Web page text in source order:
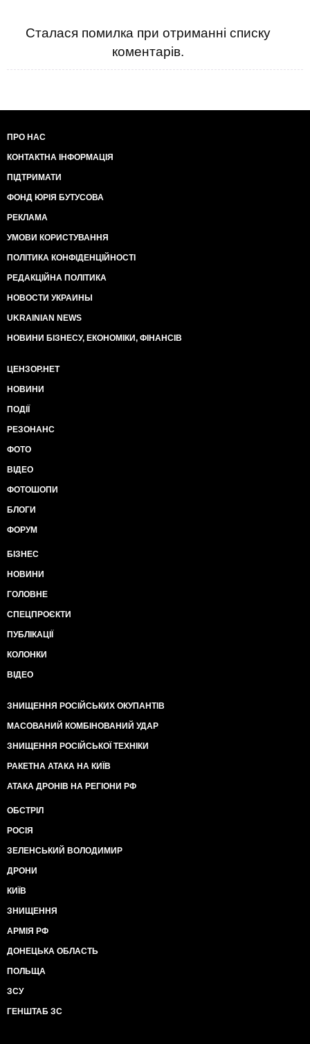
Сталася помилка при отриманні списку
коментарів.
ПРО НАС
КОНТАКТНА ІНФОРМАЦІЯ
ПІДТРИМАТИ
ФОНД ЮРІЯ БУТУСОВА
РЕКЛАМА
УМОВИ КОРИСТУВАННЯ
ПОЛІТИКА КОНФІДЕНЦІЙНОСТІ
РЕДАКЦІЙНА ПОЛІТИКА
НОВОСТИ УКРАИНЫ
UKRAINIAN NEWS
НОВИНИ БІЗНЕСУ, ЕКОНОМІКИ, ФІНАНСІВ
ЦЕНЗОР.НЕТ
НОВИНИ
ПОДІЇ
РЕЗОНАНС
ФОТО
ВІДЕО
ФОТОШОПИ
БЛОГИ
ФОРУМ
БІЗНЕС
НОВИНИ
ГОЛОВНЕ
СПЕЦПРОЄКТИ
ПУБЛІКАЦІЇ
КОЛОНКИ
ВІДЕО
ЗНИЩЕННЯ РОСІЙСЬКИХ ОКУПАНТІВ
МАСОВАНИЙ КОМБІНОВАНИЙ УДАР
ЗНИЩЕННЯ РОСІЙСЬКОЇ ТЕХНІКИ
РАКЕТНА АТАКА НА КИЇВ
АТАКА ДРОНІВ НА РЕГІОНИ РФ
ОБСТРІЛ
РОСІЯ
ЗЕЛЕНСЬКИЙ ВОЛОДИМИР
ДРОНИ
КИЇВ
ЗНИЩЕННЯ
АРМІЯ РФ
ДОНЕЦЬКА ОБЛАСТЬ
ПОЛЬЩА
ЗСУ
ГЕНШТАБ ЗС